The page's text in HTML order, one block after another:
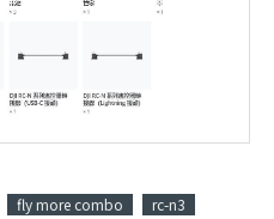
fly more combo rc-n3